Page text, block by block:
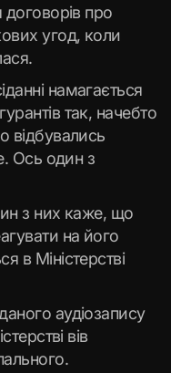
договорів про
угод, коли
намагається
так, начебто
відбувались
Ось один з
з них каже, що
на його
в Міністерстві
аудіозапису
вів